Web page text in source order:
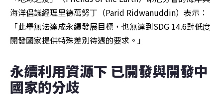
海洋倡議經理里德萬努丁（Parid Ridwanuddin）表示：
「此舉無法達成永續發展目標，也無達到SDG 14.6對低度
開發國家提供特殊差別待遇的要求。」
永續利用資源下 已開發與開發中
國家的分歧